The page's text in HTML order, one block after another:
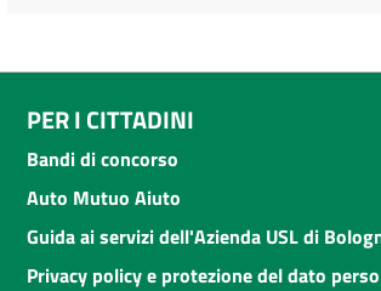
PER I CITTADINI
Bandi di concorso
Auto Mutuo Aiuto
Guida ai servizi dell'Azienda USL di
Privacy policy e protezione del dato